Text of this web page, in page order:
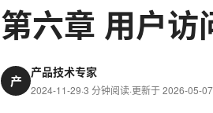
第六章 用户访
产
产品技术专家
2024-11-29·3 分钟阅读·更新于 2026-05-07